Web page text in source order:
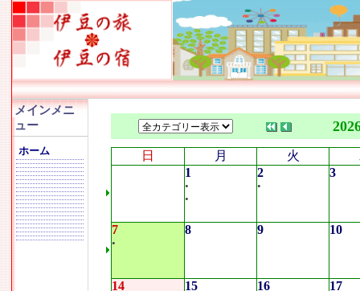
メインメニ
ュー
ホーム 日 月 火
1
•
•
2
•
3
7
•
8 9 10
14 15 16 17